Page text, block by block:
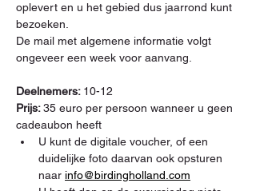
oplevert en u het gebied dus jaarrond kunt
bezoeken.
De mail met algemene informatie volgt
ongeveer een week voor aanvang.
Deelnemers: 10-12
Prijs: 35 euro per persoon wanneer u geen
cadeaubon heeft
U kunt de digitale voucher, of een
duidelijke foto daarvan ook opsturen
naar info@birdingholland.com